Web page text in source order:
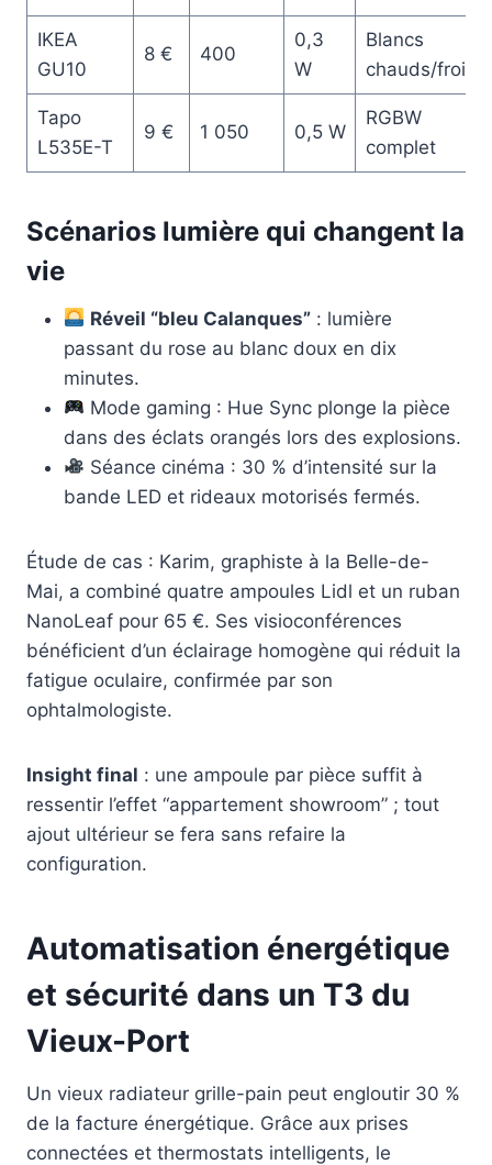
IKEA
GU10
8 € 400
0,3
W
Blancs
chauds/froids
Tapo
L535E-T
9 € 1 050 0,5 W
RGBW
complet
Scénarios lumière qui changent la
vie
Réveil “bleu Calanques” : lumière
passant du rose au blanc doux en dix
minutes.
Mode gaming : Hue Sync plonge la pièce
dans des éclats orangés lors des explosions.
Séance cinéma : 30 % d’intensité sur la
bande LED et rideaux motorisés fermés.
Étude de cas : Karim, graphiste à la Belle-de-
Mai, a combiné quatre ampoules Lidl et un ruban
NanoLeaf pour 65 €. Ses visioconférences
bénéficient d’un éclairage homogène qui réduit la
fatigue oculaire, confirmée par son
ophtalmologiste.
Insight final : une ampoule par pièce suffit à
ressentir l’effet “appartement showroom” ; tout
ajout ultérieur se fera sans refaire la
configuration.
Automatisation énergétique
et sécurité dans un T3 du
Vieux-Port
Un vieux radiateur grille-pain peut engloutir 30 %
de la facture énergétique. Grâce aux prises
connectées et thermostats intelligents, le